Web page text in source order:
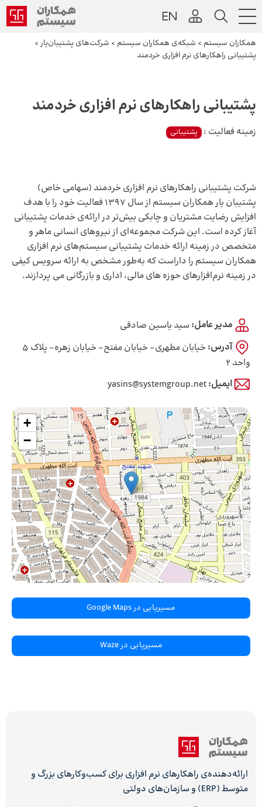
همکاران سیستم > شبکه‌ی همکاران سیستم > شرکت‌های پشتیبان‌یار>
پشتیبانی راهکارهای نرم افزاری خردمند
پشتیبانی راهکارهای نرم افزاری خردمند
زمینه فعالیت : پشتیبانی
شرکت پشتیبانی راهکارهای نرم افزاری خردمند (سهامی خاص)
پشتیبان یار همکاران سیستم از سال 1397 فعالیت خود را با هدف
افزایش رضایت مشتریان و چابکی بیش‌تر در ارائه‌ی خدمات پشتیبانی
آغاز کرده است. این شرکت مجموعه‌ای از نیروهای انسانی ماهر و
متخصص در زمینه ارائه خدمات پشتیبانی سیستم‌های نرم افزاری
همکاران سیستم را داراست که به‌طور مشخص به ارائه سرویس کیفی
در زمینه نرم‌افزارهای حوزه های مالی، اداری و بازرگانی می پردازند.
مدیر عامل:سید یاسین صادقی
آدرس:
خیابان مطهری- خیابان مفتح- خیابان زهره- پلاک 5
واحد 2
ایمیل:yasins@systemgroup.net
+
−
مسیریابی در Google Maps
مسیریابی در Waze
ارائه‌دهنده‌ی راهکارهای نرم افزاری برای کسب‌وکارهای بزرگ و
متوسط (ERP) و سازمان‌های دولتی